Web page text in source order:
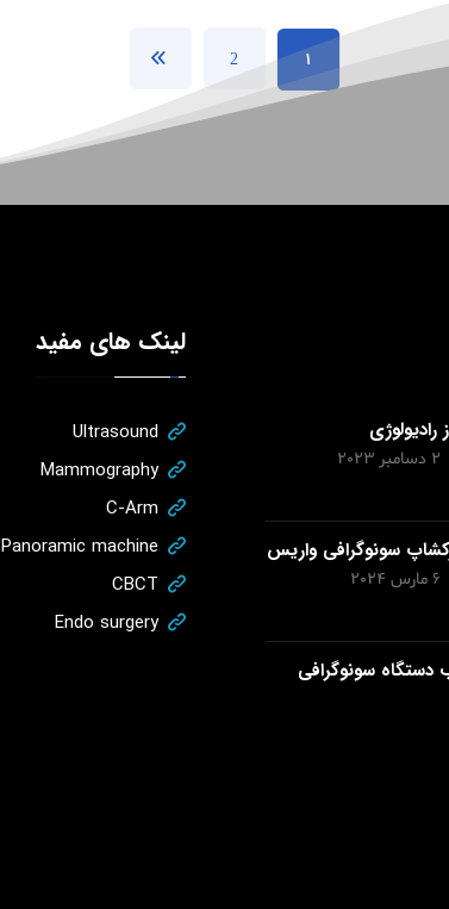
1
2
رادیولوژی
2 دسامبر 2023
سونوگرافی واریس
6 مارس 2024
سونوگرافی
لینک های مفید
Ultrasound
Mammography
C-Arm
Panoramic machine
CBCT
Endo surgery